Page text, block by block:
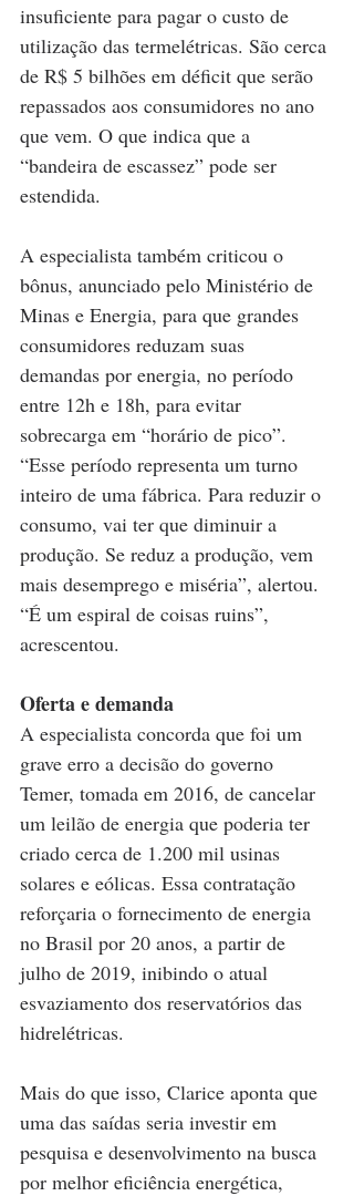
insuficiente para pagar o custo de
utilização das termelétricas. São cerca
de R$ 5 bilhões em déficit que serão
repassados aos consumidores no ano
que vem. O que indica que a
“bandeira de escassez” pode ser
estendida.
A especialista também criticou o
bônus, anunciado pelo Ministério de
Minas e Energia, para que grandes
consumidores reduzam suas
demandas por energia, no período
entre 12h e 18h, para evitar
sobrecarga em “horário de pico”.
“Esse período representa um turno
inteiro de uma fábrica. Para reduzir o
consumo, vai ter que diminuir a
produção. Se reduz a produção, vem
mais desemprego e miséria”, alertou.
“É um espiral de coisas ruins”,
acrescentou.
Oferta e demanda
A especialista concorda que foi um
grave erro a decisão do governo
Temer, tomada em 2016, de cancelar
um leilão de energia que poderia ter
criado cerca de 1.200 mil usinas
solares e eólicas. Essa contratação
reforçaria o fornecimento de energia
no Brasil por 20 anos, a partir de
julho de 2019, inibindo o atual
esvaziamento dos reservatórios das
hidrelétricas.
Mais do que isso, Clarice aponta que
uma das saídas seria investir em
pesquisa e desenvolvimento na busca
por melhor eficiência energética,